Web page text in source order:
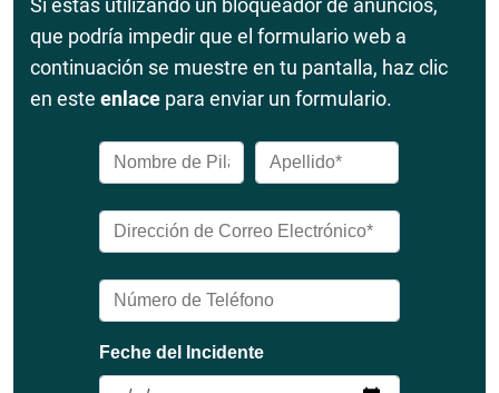
Si estás utilizando un bloqueador de anuncios,
que podría impedir que el formulario web a
continuación se muestre en tu pantalla, haz clic
en este enlace para enviar un formulario.